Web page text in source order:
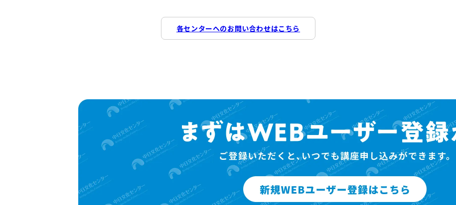
各センターへのお問い合わせはこちら